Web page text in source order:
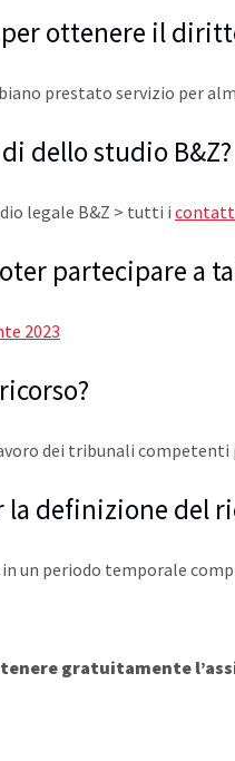
ottenere il
prestato servizio per
dello studio B&Z?
legale B&Z > tutti i
partecipare a
2023
dei tribunali
definizione del
un periodo temporale
gratuitamente